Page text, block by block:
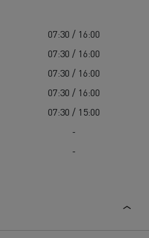
07:30 / 16:00
07:30 / 16:00
07:30 / 16:00
07:30 / 16:00
07:30 / 15:00
-
-